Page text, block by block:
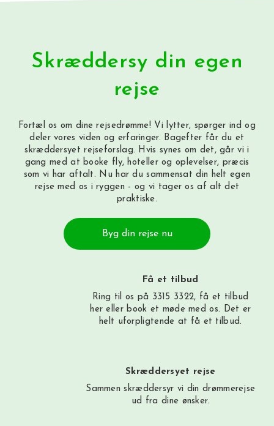
Skræddersy din egen
rejse
Fortæl os om dine rejsedrømme! Vi lytter, spørger ind og
deler vores viden og erfaringer. Bagefter får du et
skræddersyet rejseforslag. Hvis synes om det, går vi i
gang med at booke fly, hoteller og oplevelser, præcis
som vi har aftalt. Nu har du sammensat din helt egen
rejse med os i ryggen - og vi tager os af alt det
praktiske.
Byg din rejse nu
Få et tilbud
Ring til os på 3315 3322, få et tilbud
her eller book et møde med os. Det er
helt uforpligtende at få et tilbud.
Skræddersyet rejse
Sammen skræddersyr vi din drømmerejse
ud fra dine ønsker.